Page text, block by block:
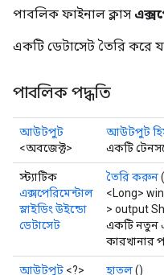
পাবলিক ফাইনাল ক্লাস
একটি ডেটাসেট তৈরি করে
পাবলিক পদ্ধতি
আউটপুট
<অবজেক্ট>
আউটপুট
একটি
স্ট্যাটিক
এক্সপেরিমেন্টাল
স্লাইডিং উইন্ডো
ডেটাসেট
তৈরি করুন(
<Long>
> output
একটি নতুন
কারখানার
আউটপুট <?> হাতল()